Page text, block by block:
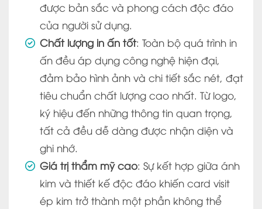
được bản sắc và phong cách độc đáo
của người sử dụng.
Chất lượng in ấn tốt: Toàn bộ quá trình in
ấn đều áp dụng công nghệ hiện đại,
đảm bảo hình ảnh và chi tiết sắc nét, đạt
tiêu chuẩn chất lượng cao nhất. Từ logo,
ký hiệu đến những thông tin quan trọng,
tất cả đều dễ dàng được nhận diện và
ghi nhớ.
Giá trị thẩm mỹ cao: Sự kết hợp giữa ánh
kim và thiết kế độc đáo khiến card visit
ép kim trở thành một phần không thể